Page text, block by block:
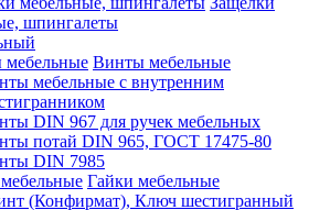
шпингалеты
Винты мебельные
мебельные с внутренним
DIN 967 для ручек мебельных
потай DIN 965, ГОСТ 17475-80
DIN 7985
Гайки мебельные